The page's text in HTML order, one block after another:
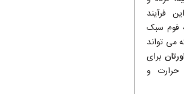
فرآیند
فوم سبک
می‌ تواند
برای
حرارت و